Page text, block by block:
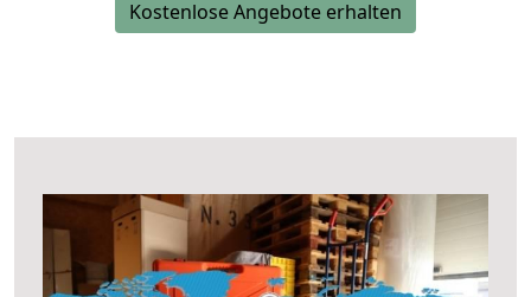
Kostenlose Angebote erhalten